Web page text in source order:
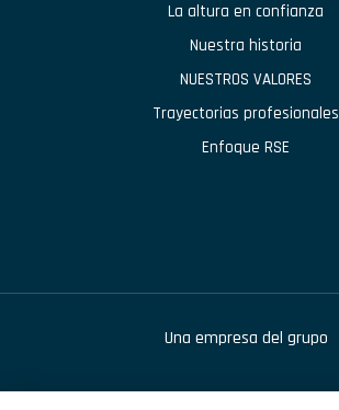
La altura en confianza
Nuestra historia
NUESTROS VALORES
Trayectorias profesionales
Enfoque RSE
Una empresa del grupo